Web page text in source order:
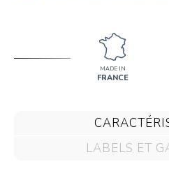
MADE IN
FRANCE
LABELS ET